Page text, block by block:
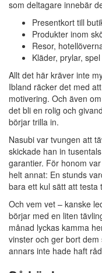
som deltagare innebär
Presentkort till
Produkter inom
Resor,
Kläder, prylar,
Allt det här kräver inte
Ibland räcker det med
motivering. Och även
det bli en rolig och
börjar trilla in.
Nasubi var tvungen att
skickade han in
garantier. För honom
helt annat: En stunds
bara ett kul sätt att testa
Och vem vet – kanske
börjar med en liten
månad lyckas kamma
vinster och ger bort
annars inte hade haft